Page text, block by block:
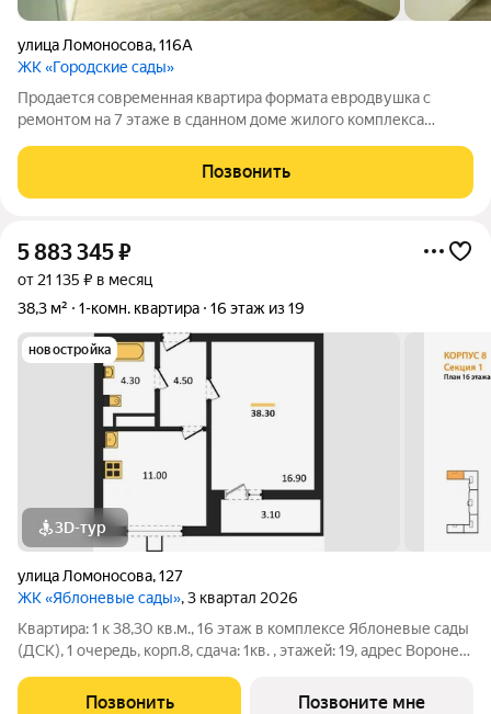
улица Ломоносова,116А
ЖК «Городские сады»
Продается современная квартира формата евродвушка с
ремонтом на 7 этаже в сданном доме жилого комплекса
Объект расположен в Центральном районе Воронежа, что
обеспечивает отличную транспортную
Позвонить
5 883 345₽
от 21 135 ₽ в месяц
38,3 м²
1-комн. квартира 16 этаж из 19
новостройка
3D-тур
улица Ломоносова,127
ЖК «Яблоневые сады», 3 квартал 2026
Квартира: 1 к 38,30 кв.м., 16 этаж в комплексе Яблоневые сады
(ДСК), 1 очередь, корп.8, сдача: 1кв. , этажей: 19, адрес Воронеж
Позвонить Позвоните мне